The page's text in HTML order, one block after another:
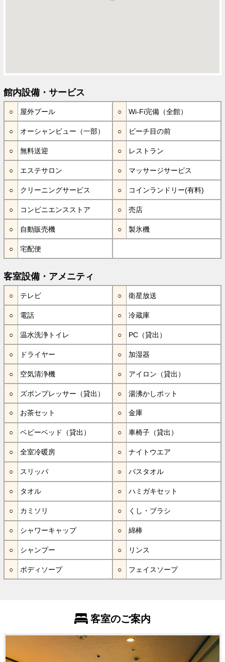
館内設備・サービス
屋外プール Wi-Fi完備（全館）
オーシャンビュー（一部） ビーチ目の前
無料送迎 レストラン
エステサロン マッサージサービス
クリーニングサービス コインランドリー(有料)
コンビニエンスストア 売店
自動販売機 製氷機
宅配便
客室設備・アメニティ
テレビ 衛星放送
電話 冷蔵庫
温水洗浄トイレ PC（貸出）
ドライヤー 加湿器
空気清浄機 アイロン（貸出）
ズボンプレッサー（貸出） 湯沸かしポット
お茶セット 金庫
ベビーベッド（貸出） 車椅子（貸出）
全室冷暖房 ナイトウエア
スリッパ バスタオル
タオル ハミガキセット
カミソリ くし・ブラシ
シャワーキャップ 綿棒
シャンプー リンス
ボディソープ フェイスソープ
客室のご案内